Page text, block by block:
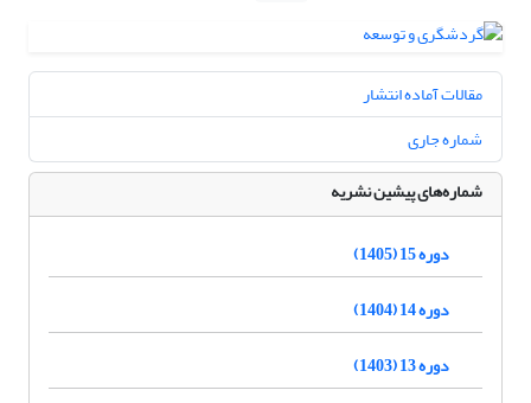
مقالات آماده انتشار
شماره جاری
شماره‌های پیشین نشریه
دوره 15 (1405)
دوره 14 (1404)
دوره 13 (1403)